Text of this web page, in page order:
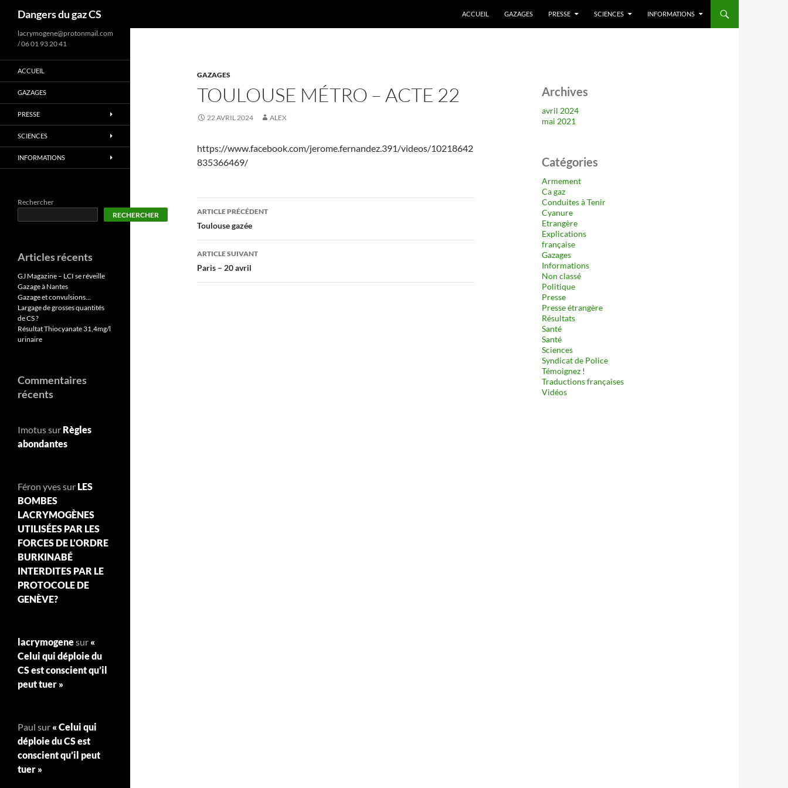
Dangers du gaz CS
ACCUEIL
GAZAGES PRESSE SCIENCES INFORMATIONS
GAZAGES
TOULOUSE MÉTRO – ACTE 22
22 AVRIL 2024 ALEX
https://www.facebook.com/jerome.fernandez.391/videos/10218642
835366469/
Navigation
des
articles
ARTICLE PRÉCÉDENT
Toulouse gazée
ARTICLE SUIVANT
Paris – 20 avril
Archives
avril 2024
mai 2021
Catégories
Armement
Ca gaz
Conduites à Tenir
Cyanure
Etrangère
Explications
française
Gazages
Informations
Non classé
Politique
Presse
Presse étrangère
Résultats
Santé
Santé
Sciences
Syndicat de Police
Témoignez !
Traductions françaises
Vidéos
lacrymogene@protonmail.com
/ 06 01 93 20 41
ACCUEIL
GAZAGES
PRESSE
SCIENCES
INFORMATIONS
Rechercher
RECHERCHER
Articles récents
GJ Magazine – LCI se réveille
Gazage à Nantes
Gazage et convulsions…
Largage de grosses quantités
de CS ?
Résultat Thiocyanate 31,4mg/l
urinaire
Commentaires
récents
Imotussur Règles
abondantes
Féron yvessur LES
BOMBES
LACRYMOGÈNES
UTILISÉES PAR LES
FORCES DE L’ORDRE
BURKINABÉ
INTERDITES PAR LE
PROTOCOLE DE
GENÈVE?
lacrymogenesur «
Celui qui déploie du
CS est conscient qu’il
peut tuer »
Paul sur « Celui qui
déploie du CS est
conscient qu’il peut
tuer »